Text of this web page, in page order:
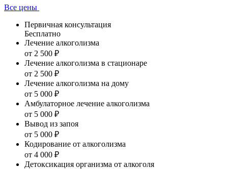
Все цены
Первичная консультация
Бесплатно
Лечение алкоголизма
от 2 500 ₽
Лечение алкоголизма в стационаре
от 2 500 ₽
Лечение алкоголизма на дому
от 5 000 ₽
Амбулаторное лечение алкоголизма
от 5 000 ₽
Вывод из запоя
от 5 000 ₽
Кодирование от алкоголизма
от 4 000 ₽
Детоксикация организма от алкоголя